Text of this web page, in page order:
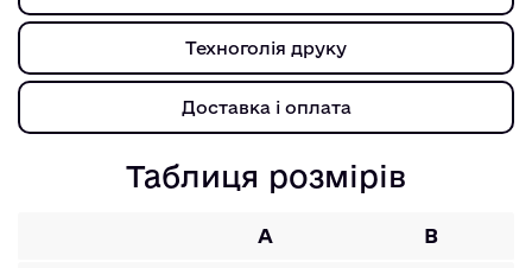
Техноголія друку
Доставка і оплата
Таблиця розмірів
A B